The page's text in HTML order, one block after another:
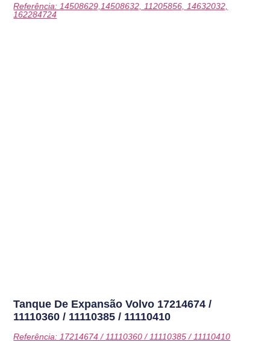
Referência: 14508629,14508632, 11205856, 14632032,
162284724
Tanque De Expansão Volvo 17214674 /
11110360 / 11110385 / 11110410
Referência: 17214674 / 11110360 / 11110385 / 11110410